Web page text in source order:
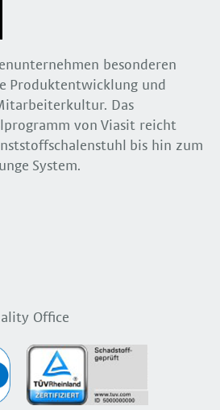
besonderen
Produktentwicklung und
Das
von Viasit reicht
bis hin zum
System.